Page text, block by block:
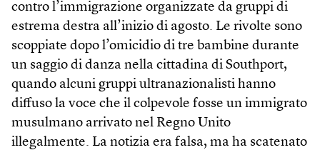
contro l’immigrazione organizzate da gruppi di
estrema destra all’inizio di agosto. Le rivolte sono
scoppiate dopo l’omicidio di tre bambine durante
un saggio di danza nella cittadina di Southport,
quando alcuni gruppi ultranazionalisti hanno
diffuso la voce che il colpevole fosse un immigrato
musulmano arrivato nel Regno Unito
illegalmente. La notizia era falsa, ma ha scatenato